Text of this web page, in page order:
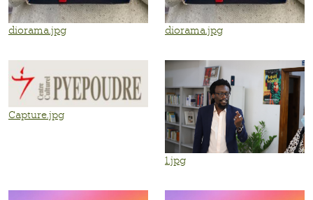
diorama.jpg diorama.jpg
Capture.jpg
1.jpg